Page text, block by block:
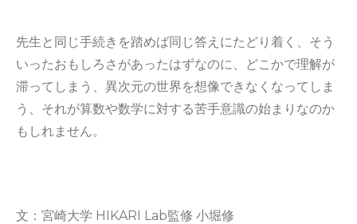
先生と同じ手続きを踏めば同じ答えにたどり着く、そう
いったおもしろさがあったはずなのに、どこかで理解が
滞ってしまう、異次元の世界を想像できなくなってしま
う、それが算数や数学に対する苦手意識の始まりなのか
もしれません。
文：宮崎大学 HIKARI Lab監修 小堀修